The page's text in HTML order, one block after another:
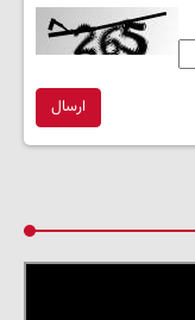
ارسال